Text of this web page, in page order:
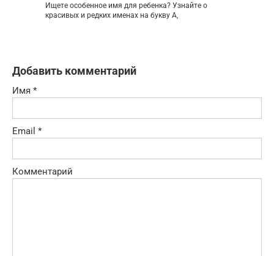
Ищете особенное имя для ребенка? Узнайте о
красивых и редких именах на букву А,
Добавить комментарий
Имя *
Email *
Комментарий